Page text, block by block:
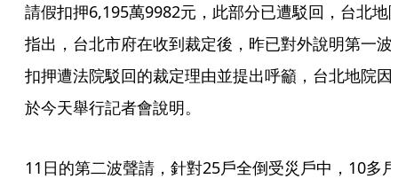
請假扣押6,195萬9982元，此部分已遭駁回，台北地
指出，台北市府在收到裁定後，昨已對外說明第一波
扣押遭法院駁回的裁定理由並提出呼籲，台北地院因
於今天舉行記者會說明。
11日的第二波聲請，針對25戶全倒受災戶中，10多戶